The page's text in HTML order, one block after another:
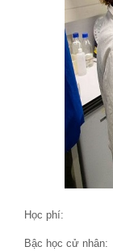
Học phí:
Bậc học cử nhân: